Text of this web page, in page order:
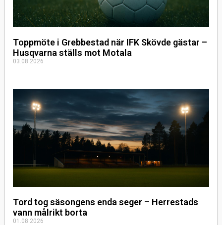
Toppmöte i Grebbestad när IFK Skövde gästar –
Husqvarna ställs mot Motala
03.08.2026
Tord tog säsongens enda seger – Herrestads
vann målrikt borta
01.08.2026